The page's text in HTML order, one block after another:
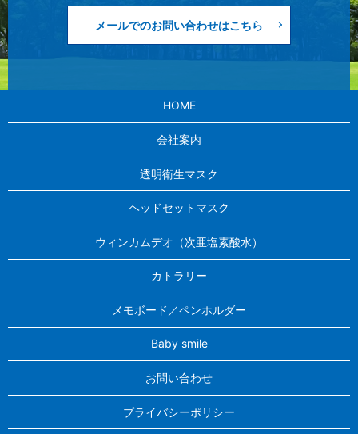
メールでのお問い合わせはこちら
HOME
会社案内
透明衛生マスク
ヘッドセットマスク
ウィンカムデオ（次亜塩素酸水）
カトラリー
メモボード／ペンホルダー
Baby smile
お問い合わせ
プライバシーポリシー